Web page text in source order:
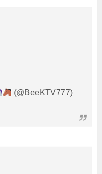
(@BeeKTV777)